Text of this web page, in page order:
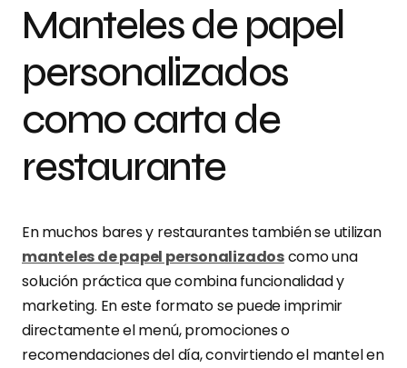
Manteles de papel
personalizados
como carta de
restaurante
En muchos bares y restaurantes también se utilizan
manteles de papel personalizadoscomo una
solución práctica que combina funcionalidad y
marketing. En este formato se puede imprimir
directamente el menú, promociones o
recomendaciones del día, convirtiendo el mantel en